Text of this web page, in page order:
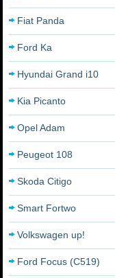
Fiat Panda
Ford Ka
Hyundai Grand i10
Kia Picanto
Opel Adam
Peugeot 108
Skoda Citigo
Smart Fortwo
Volkswagen up!
Ford Focus (C519)